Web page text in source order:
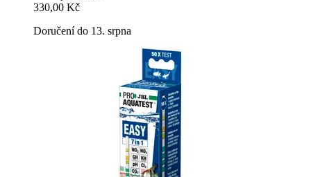
330,00 Kč
Doručení do 13. srpna